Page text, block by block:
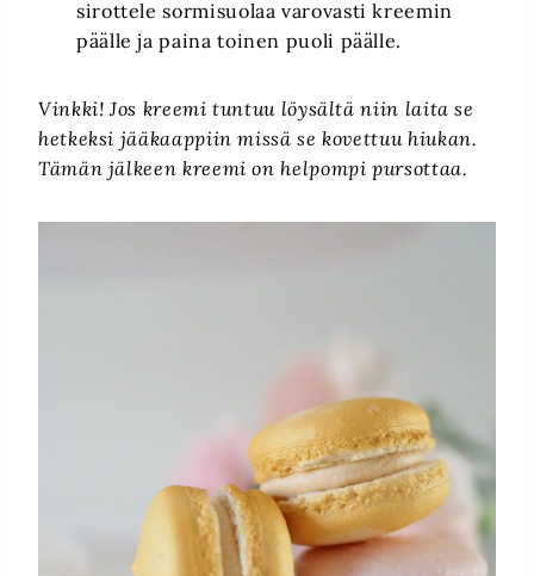
sirottele sormisuolaa varovasti kreemin
päälle ja paina toinen puoli päälle.
Vinkki! Jos kreemi tuntuu löysältä niin laita se
hetkeksi jääkaappiin missä se kovettuu hiukan.
Tämän jälkeen kreemi on helpompi pursottaa.